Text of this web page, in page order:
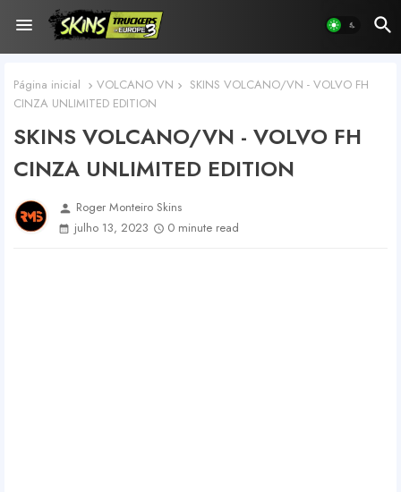
Página inicial VOLCANO VN
SKINS VOLCANO/VN - VOLVO FH
CINZA UNLIMITED EDITION
SKINS VOLCANO/VN - VOLVO FH
CINZA UNLIMITED EDITION
person Roger Monteiro Skins
julho 13, 2023
0 minute read